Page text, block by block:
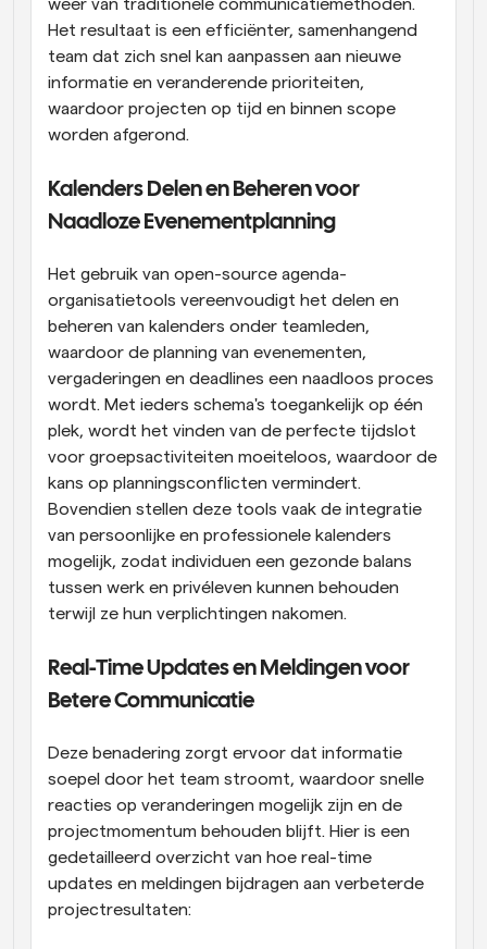
weer van traditionele communicatiemethoden.
Het resultaat is een efficiënter, samenhangend
team dat zich snel kan aanpassen aan nieuwe
informatie en veranderende prioriteiten,
waardoor projecten op tijd en binnen scope
worden afgerond.
Kalenders Delen en Beheren voor
Naadloze Evenementplanning
Het gebruik van open-source agenda-
organisatietools vereenvoudigt het delen en
beheren van kalenders onder teamleden,
waardoor de planning van evenementen,
vergaderingen en deadlines een naadloos proces
wordt. Met ieders schema's toegankelijk op één
plek, wordt het vinden van de perfecte tijdslot
voor groepsactiviteiten moeiteloos, waardoor de
kans op planningsconflicten vermindert.
Bovendien stellen deze tools vaak de integratie
van persoonlijke en professionele kalenders
mogelijk, zodat individuen een gezonde balans
tussen werk en privéleven kunnen behouden
terwijl ze hun verplichtingen nakomen.
Real-Time Updates en Meldingen voor
Betere Communicatie
Deze benadering zorgt ervoor dat informatie
soepel door het team stroomt, waardoor snelle
reacties op veranderingen mogelijk zijn en de
projectmomentum behouden blijft. Hier is een
gedetailleerd overzicht van hoe real-time
updates en meldingen bijdragen aan verbeterde
projectresultaten: